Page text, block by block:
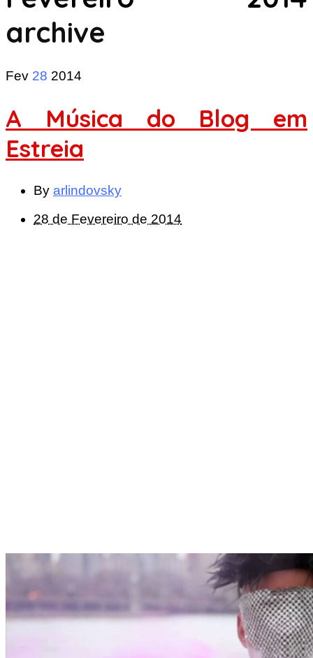
archive
Fev 28 2014
A Música do Blog em
Estreia
By arlindovsky
28 de Fevereiro de 2014